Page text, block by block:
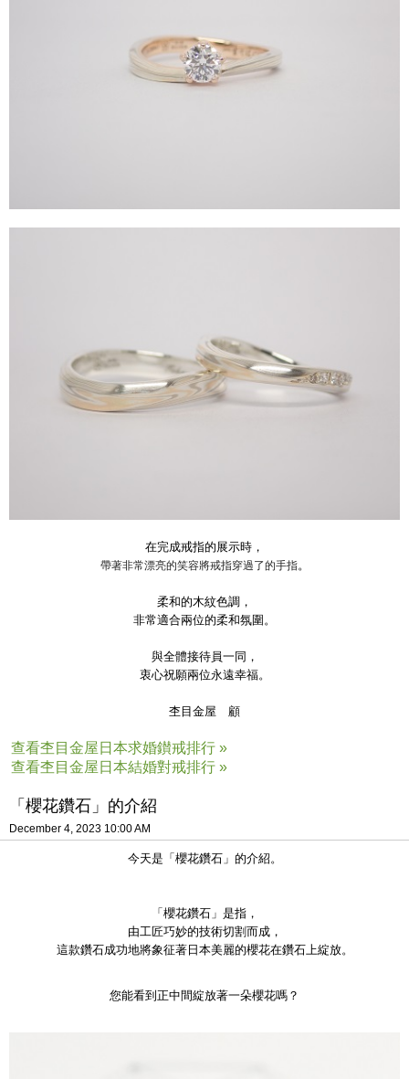
在完成戒指的展示時，
帶著非常漂亮的笑容將戒指穿過了的手指。
柔和的木紋色調，
非常適合兩位的柔和氛圍。
與全體接待員一同，
衷心祝願兩位永遠幸福。
杢目金屋 顧
查看杢目金屋日本求婚鑚戒排行 »
查看杢目金屋日本結婚對戒排行 »
「櫻花鑽石」的介紹
December 4, 2023 10:00 AM
今天是「櫻花鑽石」的介紹。
「櫻花鑽石」是指，
由工匠巧妙的技術切割而成，
這款鑽石成功地將象征著日本美麗的櫻花在鑽石上綻放。
您能看到正中間綻放著一朵櫻花嗎？